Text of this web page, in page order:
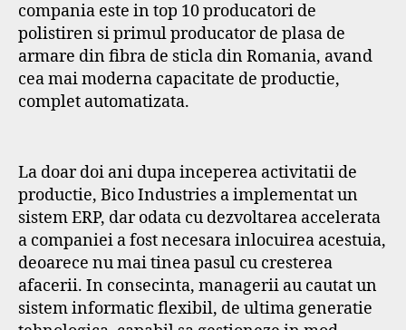
compania este in top 10 producatori de
polistiren si primul producator de plasa de
armare din fibra de sticla din Romania, avand
cea mai moderna capacitate de productie,
complet automatizata.
La doar doi ani dupa inceperea activitatii de
productie, Bico Industries a implementat un
sistem ERP, dar odata cu dezvoltarea accelerata
a companiei a fost necesara inlocuirea acestuia,
deoarece nu mai tinea pasul cu cresterea
afacerii. In consecinta, managerii au cautat un
sistem informatic flexibil, de ultima generatie